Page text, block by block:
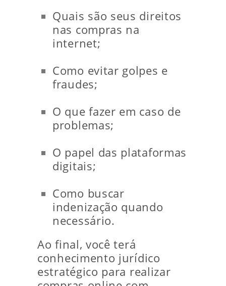
Quais são seus direitos
nas compras na
internet;
Como evitar golpes e
fraudes;
O que fazer em caso de
problemas;
O papel das plataformas
digitais;
Como buscar
indenização quando
necessário.
Ao final, você terá
conhecimento jurídico
estratégico para realizar